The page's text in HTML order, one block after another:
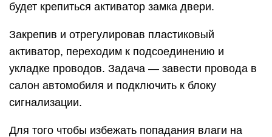
будет крепиться активатор замка двери.
Закрепив и отрегулировав пластиковый
активатор, переходим к подсоединению и
укладке проводов. Задача — завести провода в
салон автомобиля и подключить к блоку
сигнализации.
Для того чтобы избежать попадания влаги на